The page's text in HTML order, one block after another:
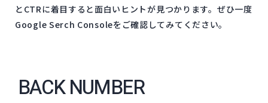
とCTRに着目すると面白いヒントが見つかります。ぜひ一度
Google Serch Consoleをご確認してみてください。
BACK NUMBER